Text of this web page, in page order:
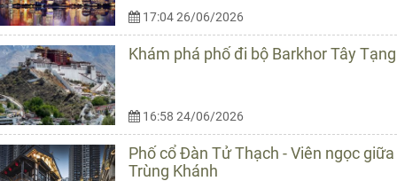
17:04 26/06/2026
Khám phá phố đi bộ Barkhor Tây Tạng
16:58 24/06/2026
Phố cổ Đàn Tử Thạch - Viên ngọc giữa
Trùng Khánh